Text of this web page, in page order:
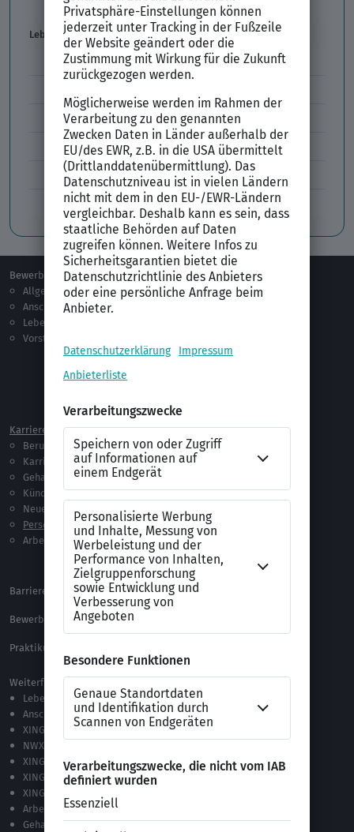
Vorstellungsgespräch per Skype
Lebenslauf
Lebenslauf Aufbau und Inhalt
Lebenslauf Englisch Résumé
Lücken im Lebenslauf
Tabellarischer Lebenslauf
Professionelles Bewerbungsfoto
Bewerben
Allgemeines
Anschreiben
Lebenslauf
Vorstellungsgespräch
Berufsorientierung
Ausbildung
Jobprofile
Karriere
Berufseinstieg
Karriere machen
Gehalt
Kündigung
Neue Arbeitswelt
Personalführung
Arbeitsrecht
Vorlagen & Tests
Anschreiben-Vorlagen
Lebenslauf-Vorlagen
Checklisten
Testverfahren
Alle Word-Dateien
Alle Downloads
Barrierefreiheitserklärung
XING Impressum
Bewerbungs-FAQ
Praktikum Online Marketing
Weiterführende Links
Lebenslauf-Editor
Anschreiben-Editor
XING Stellenmarkt
NWX – „Alles zur Zukunft der Arbeit“
XING Campus
XING News
XING ProJobs
Arbeitgeber-Bewertungen
Gehaltsvergleich